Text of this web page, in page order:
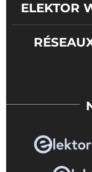
ELEKTOR